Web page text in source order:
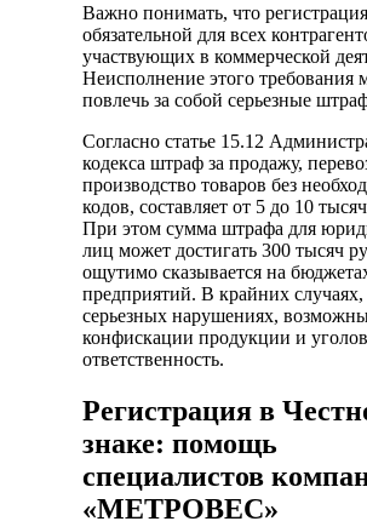
Важно понимать, что регистрация
обязательной для всех
участвующих в коммерческой
Неисполнение этого требования
повлечь за собой серьезные
Согласно статье 15.12
кодекса штраф за продажу,
производство товаров без
кодов, составляет от 5 до 10
При этом сумма штрафа для
лиц может достигать 300 тысяч
ощутимо сказывается на
предприятий. В крайних
серьезных нарушениях,
конфискации продукции и
ответственность.
Регистрация в
знаке: помощь
специалистов
«МЕТРОВЕС»